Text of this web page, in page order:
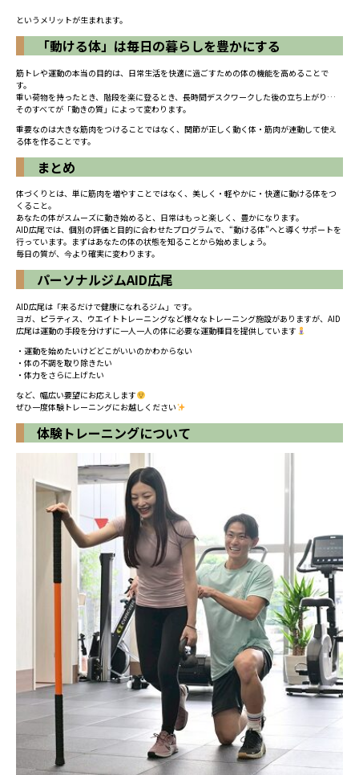
というメリットが生まれます。
「動ける体」は毎日の暮らしを豊かにする
筋トレや運動の本当の目的は、日常生活を快適に過ごすための体の機能を高めることで
す。
重い荷物を持ったとき、階段を楽に登るとき、長時間デスクワークした後の立ち上がり…
そのすべてが「動きの質」によって変わります。
重要なのは大きな筋肉をつけることではなく、関節が正しく動く体・筋肉が連動して使え
る体を作ることです。
まとめ
体づくりとは、単に筋肉を増やすことではなく、美しく・軽やかに・快適に動ける体をつ
くること。
あなたの体がスムーズに動き始めると、日常はもっと楽しく、豊かになります。
AID広尾では、個別の評価と目的に合わせたプログラムで、“動ける体”へと導くサポートを
行っています。まずはあなたの体の状態を知ることから始めましょう。
毎日の質が、今より確実に変わります。
パーソナルジムAID広尾
AID広尾は「来るだけで健康になれるジム」です。
ヨガ、ピラティス、ウエイトトレーニングなど様々なトレーニング施設がありますが、AID
広尾は運動の手段を分けずに一人一人の体に必要な運動種目を提供しています
・運動を始めたいけどどこがいいのかわからない
・体の不調を取り除きたい
・体力をさらに上げたい
など、幅広い要望にお応えします
ぜひ一度体験トレーニングにお越しください
体験トレーニングについて